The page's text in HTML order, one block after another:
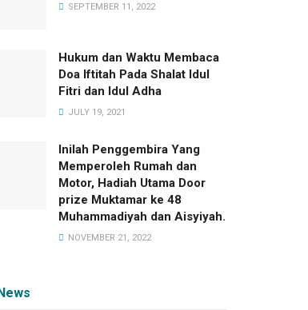
SEPTEMBER 11, 2022
Hukum dan Waktu Membaca
Doa Iftitah Pada Shalat Idul
Fitri dan Idul Adha
JULY 19, 2021
Inilah Penggembira Yang
Memperoleh Rumah dan
Motor, Hadiah Utama Door
prize Muktamar ke 48
Muhammadiyah dan Aisyiyah.
NOVEMBER 21, 2022